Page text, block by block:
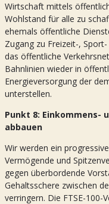
Wirtschaft mittels
Wohlstand für alle zu
ehemals öffentliche
Zugang zu Freizeit-,
das öffentliche
Bahnlinien wieder in
Energieversorgung der
unterstellen.
Punkt 8: Einkommens-
abbauen
Wir werden ein
Vermögende und
gegen überbordende
Gehaltsschere zwischen
verringern. Die FTSE-100-